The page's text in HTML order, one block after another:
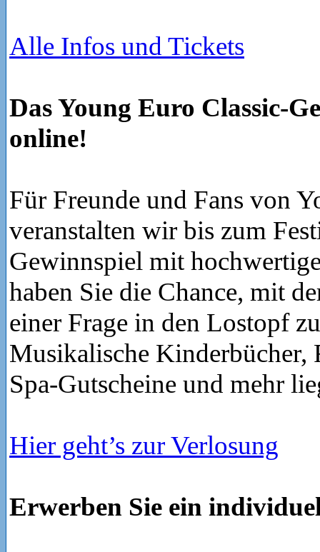
Alle Infos und Tickets
Das Young Euro Classic-
online!
Für Freunde und Fans von
veranstalten wir bis zum
Gewinnspiel mit
haben Sie die Chance, mit
einer Frage in den Lostopf
Musikalische Kinderbücher,
Spa-Gutscheine und mehr
Hier geht’s zur Verlosung
Erwerben Sie ein